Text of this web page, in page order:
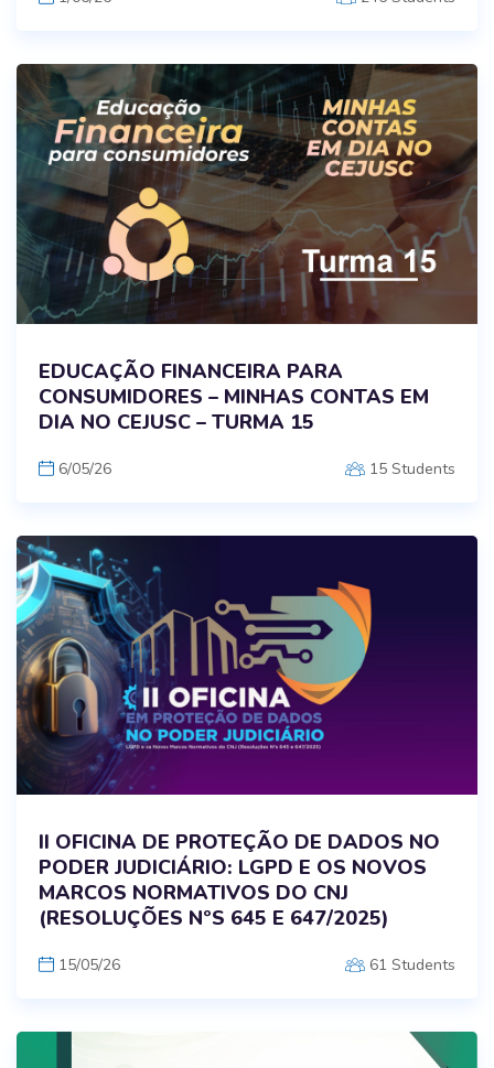
EDUCAÇÃO FINANCEIRA PARA
CONSUMIDORES – MINHAS CONTAS EM
DIA NO CEJUSC – TURMA 15
6/05/26 15 Students
II OFICINA DE PROTEÇÃO DE DADOS NO
PODER JUDICIÁRIO: LGPD E OS NOVOS
MARCOS NORMATIVOS DO CNJ
(RESOLUÇÕES NºS 645 E 647/2025)
15/05/26 61 Students